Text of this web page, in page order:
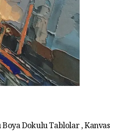
Boya Dokulu Tablolar , Kanvas